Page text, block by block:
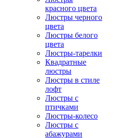
красного цвета
Люстры черного
цвета
Люстры белого
цвета
Люстры-тарелки
Квадратные
люстры
Люстры в стиле
лофт
Люстры с
птичками
Люстры-колесо
Люстры с
абажурами